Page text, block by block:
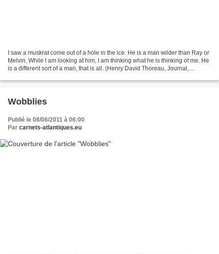
I saw a muskrat come out of a hole in the ice. He is a man wilder than Ray or
Melvin. While I am looking at him, I am thinking what he is thinking of me. He
is a different sort of a man, that is all. (Henry David Thoreau, Journal,
Wobblies
Publié le 08/06/2011 à 06:00
Par carnets-atlantiques.eu